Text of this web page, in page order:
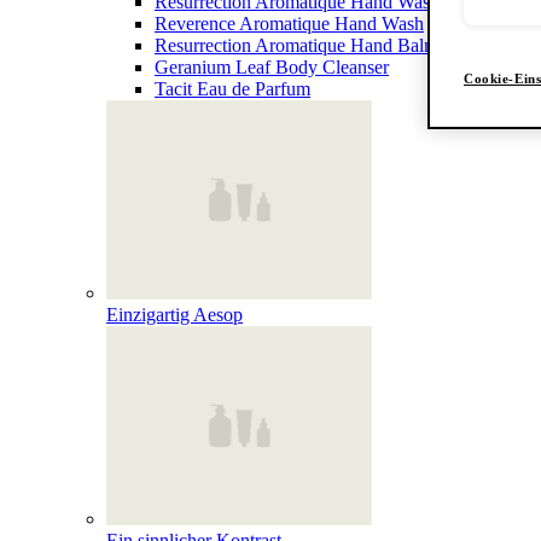
Reverence Aromatique Hand Wash
Resurrection Aromatique Hand Balm
Geranium Leaf Body Cleanser
Tacit Eau de Parfum
Einzigartig Aesop
Cookie-